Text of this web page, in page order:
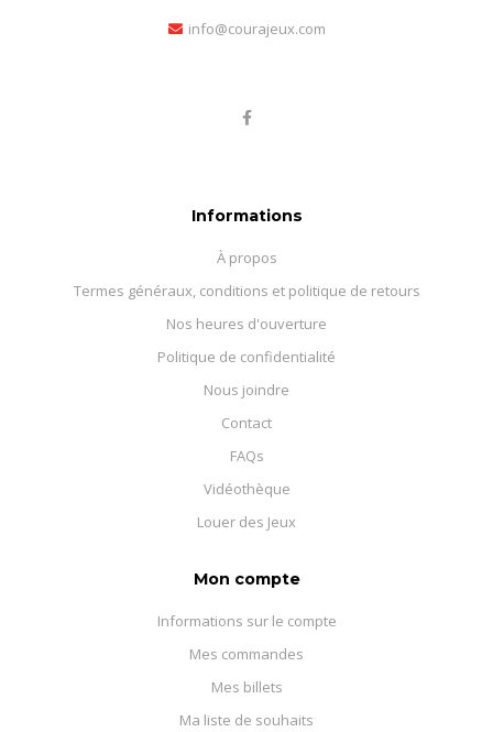
info@courajeux.com
Informations
À propos
Termes généraux, conditions et politique de retours
Nos heures d'ouverture
Politique de confidentialité
Nous joindre
Contact
FAQs
Vidéothèque
Louer des Jeux
Mon compte
Informations sur le compte
Mes commandes
Mes billets
Ma liste de souhaits